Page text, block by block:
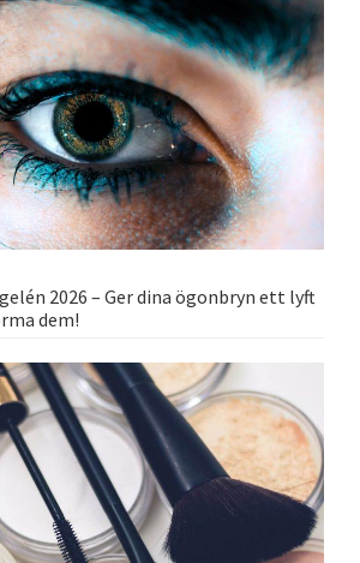
2026 – Ger dina ögonbryn ett lyft
dem!